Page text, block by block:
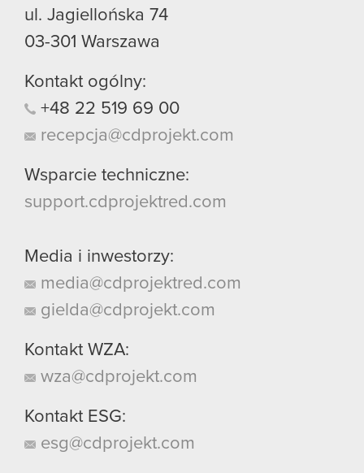
ul. Jagiellońska 74
03-301 Warszawa
Kontakt ogólny:
+48 22 519 69 00
recepcja@cdprojekt.com
Wsparcie techniczne:
support.cdprojektred.com
Media i inwestorzy:
media@cdprojektred.com
gielda@cdprojekt.com
Kontakt WZA:
wza@cdprojekt.com
Kontakt ESG:
esg@cdprojekt.com